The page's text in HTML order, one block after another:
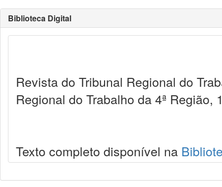
Biblioteca Digital
Revista do Tribunal Regional do
Regional do Trabalho da 4ª Região,
Texto completo disponível na